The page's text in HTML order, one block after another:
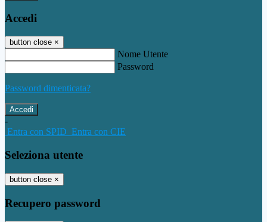
Accedi
button close ×
Nome Utente
Password
Password dimenticata?
-
Entra con SPID Entra con CIE
Seleziona utente
button close ×
Recupero password